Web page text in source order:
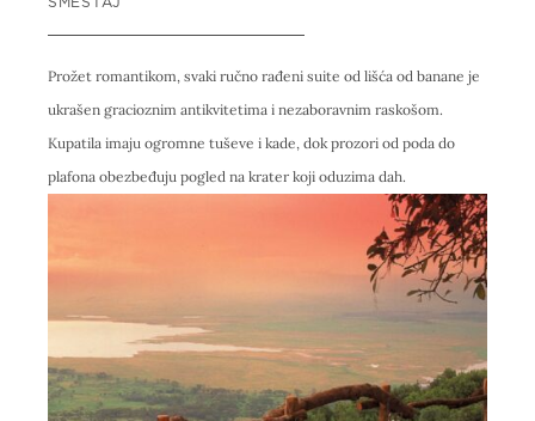
Prožet romantikom, svaki ručno rađeni suite od lišća od banane je
ukrašen gracioznim antikvitetima i nezaboravnim raskošom.
Kupatila imaju ogromne tuševe i kade, dok prozori od poda do
plafona obezbeđuju pogled na krater koji oduzima dah.